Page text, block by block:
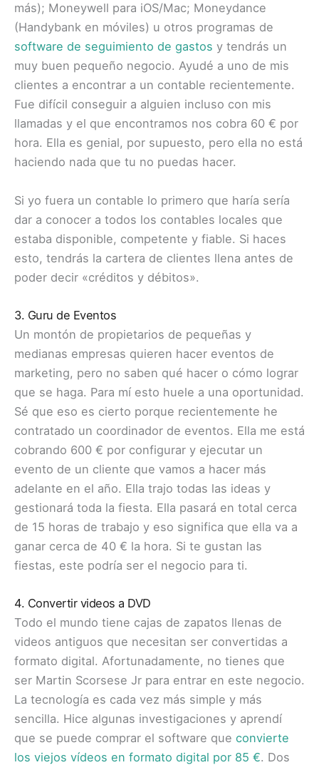
más); Moneywell para iOS/Mac; Moneydance
(Handybank en móviles) u otros programas de
software de seguimiento de gastos y tendrás un
muy buen pequeño negocio. Ayudé a uno de mis
clientes a encontrar a un contable recientemente.
Fue difícil conseguir a alguien incluso con mis
llamadas y el que encontramos nos cobra 60 € por
hora. Ella es genial, por supuesto, pero ella no está
haciendo nada que tu no puedas hacer.
Si yo fuera un contable lo primero que haría sería
dar a conocer a todos los contables locales que
estaba disponible, competente y fiable. Si haces
esto, tendrás la cartera de clientes llena antes de
poder decir «créditos y débitos».
3. Guru de Eventos
Un montón de propietarios de pequeñas y
medianas empresas quieren hacer eventos de
marketing, pero no saben qué hacer o cómo lograr
que se haga. Para mí esto huele a una oportunidad.
Sé que eso es cierto porque recientemente he
contratado un coordinador de eventos. Ella me está
cobrando 600 € por configurar y ejecutar un
evento de un cliente que vamos a hacer más
adelante en el año. Ella trajo todas las ideas y
gestionará toda la fiesta. Ella pasará en total cerca
de 15 horas de trabajo y eso significa que ella va a
ganar cerca de 40 € la hora. Si te gustan las
fiestas, este podría ser el negocio para ti.
4. Convertir videos a DVD
Todo el mundo tiene cajas de zapatos llenas de
videos antiguos que necesitan ser convertidas a
formato digital. Afortunadamente, no tienes que
ser Martin Scorsese Jr para entrar en este negocio.
La tecnología es cada vez más simple y más
sencilla. Hice algunas investigaciones y aprendí
que se puede comprar el software que convierte
los viejos vídeos en formato digital por 85 €. Dos